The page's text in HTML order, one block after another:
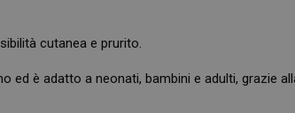
cutanea e prurito.
ed è adatto a neonati, bambini e adulti, grazie